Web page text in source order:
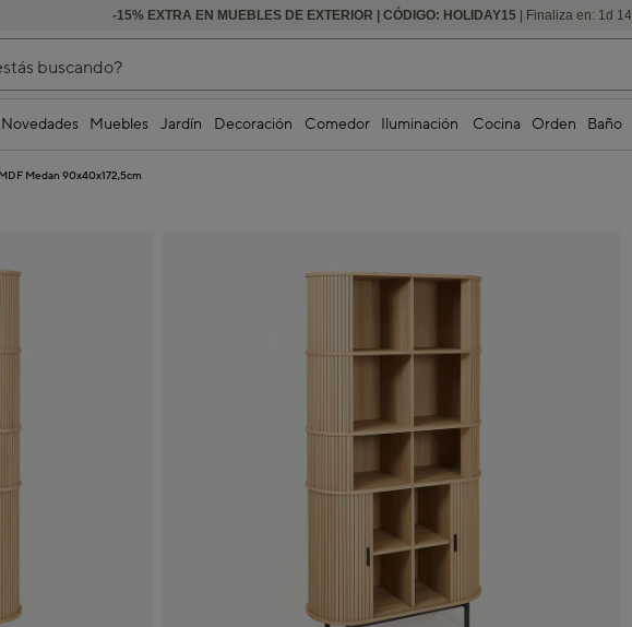
-15% EXTRA EN MUEBLES DE EXTERIOR | CÓDIGO: HOLIDAY15 | Finaliza en: 1d 14
HASTA -60% DE DESCUENTO | SEGUNDAS REBAJAS
buscando?
Novedades Muebles Jardín Decoración Comedor Iluminación Cocina Orden Baño
Medan 90x40x172,5cm